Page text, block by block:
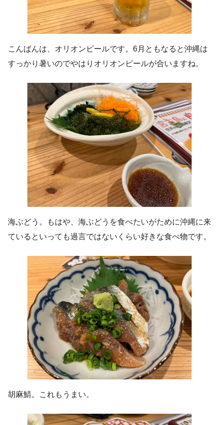
こんばんは、オリオンビールです。6月ともなると沖縄は
すっかり暑いのでやはりオリオンビールが合いますね。
海ぶどう。もはや、海ぶどうを食べたいがために沖縄に来
ているといっても過言ではないくらい好きな食べ物です。
胡麻鯖。これもうまい。